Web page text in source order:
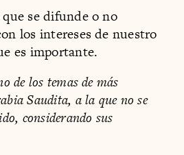
se difunde o no
los intereses de nuestro
es importante.
de los temas de más
Saudita, a la que no se
considerando sus